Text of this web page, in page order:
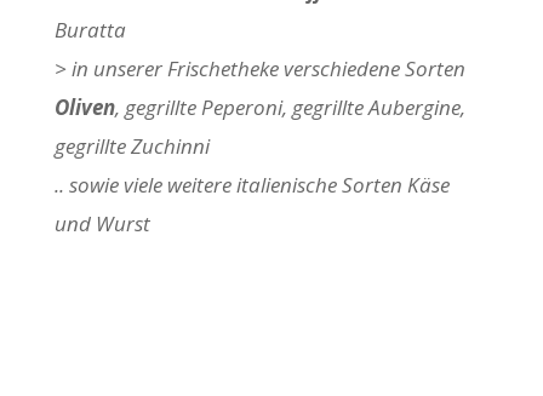
Buratta
> in unserer Frischetheke verschiedene Sorten
Oliven, gegrillte Peperoni, gegrillte Aubergine,
gegrillte Zuchinni
.. sowie viele weitere italienische Sorten Käse
und Wurst